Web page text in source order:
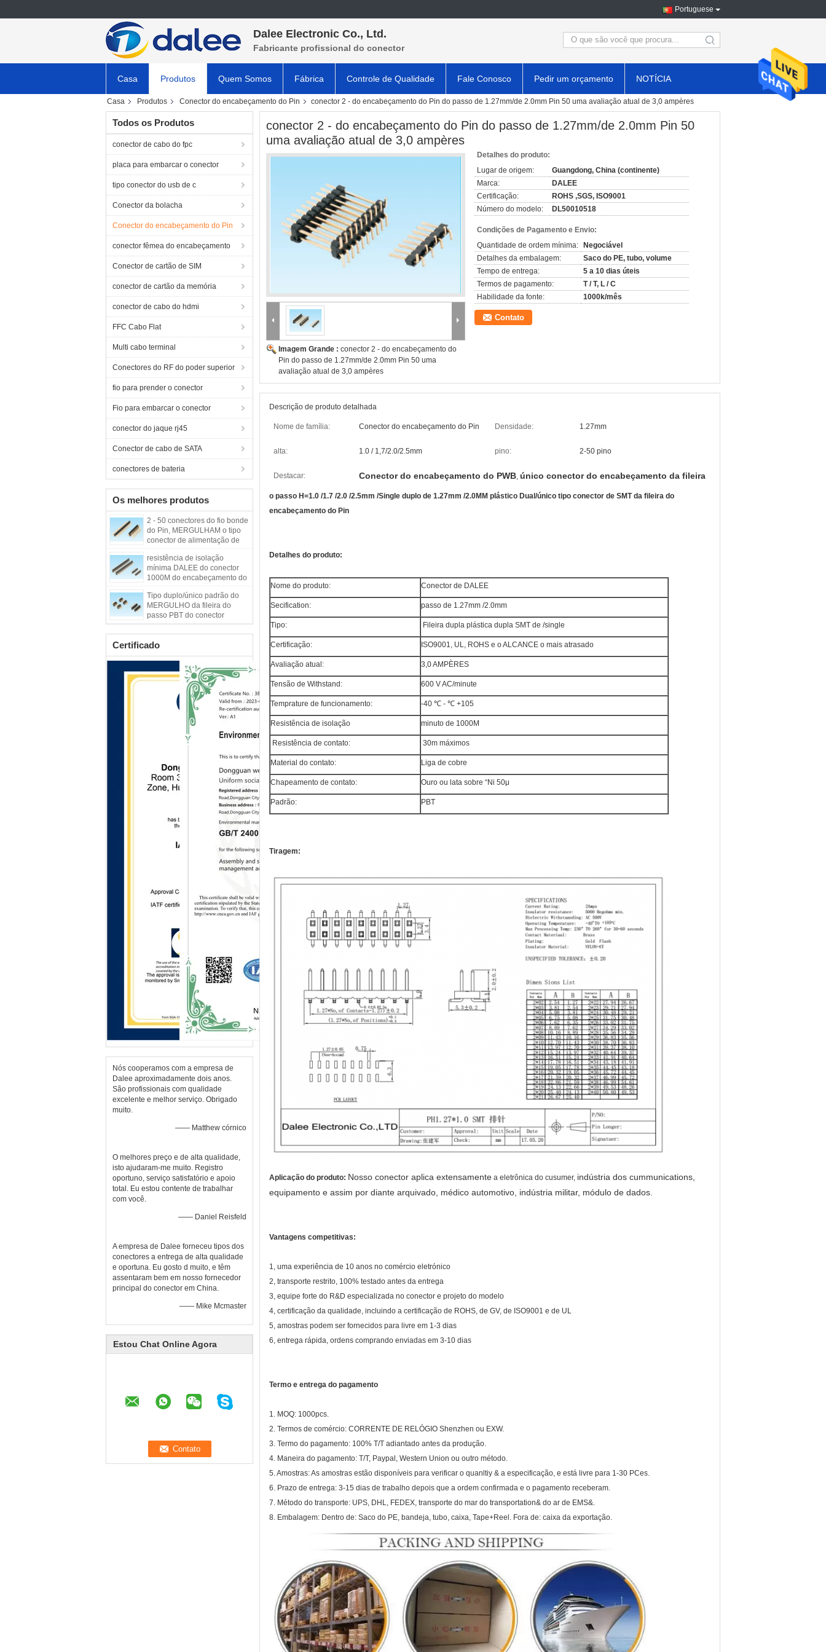
Portuguese
Dalee Electronic Co., Ltd.
Fabricante profissional do conector search
Casa Produtos Quem Somos Fábrica Controle de Qualidade Fale Conosco Pedir um orçamento NOTÍCIA
Casa Produtos Conector do encabeçamento do Pin conector 2 - do encabeçamento do Pin do passo de 1.27mm/de 2.0mm Pin 50 uma avaliação atual de 3,0 ampères
Todos os Produtos
conector de cabo do fpc
placa para embarcar o conector
tipo conector do usb de c
Conector da bolacha
Conector do encabeçamento do Pin
conector fêmea do encabeçamento
Conector de cartão de SIM
conector de cartão da memória
conector de cabo do hdmi
FFC Cabo Flat
Multi cabo terminal
Conectores do RF do poder superior
fio para prender o conector
Fio para embarcar o conector
conector do jaque rj45
Conector de cabo de SATA
conectores de bateria
Os melhores produtos
2 - 50 conectores do fio bonde
do Pin, MERGULHAM o tipo
conector de alimentação de
resistência de isolação
mínima DALEE do conector
1000M do encabeçamento do
Tipo duplo/único padrão do
MERGULHO da fileira do
passo PBT do conector
1.27mm do encabeçamento
do Pin
Certificado
Nós cooperamos com a empresa de
Dalee aproximadamente dois anos.
São profissionais com qualidade
excelente e melhor serviço. Obrigado
muito.
—— Matthew córnico
O melhores preço e de alta qualidade,
isto ajudaram-me muito. Registro
oportuno, serviço satisfatório e apoio
total. Eu estou contente de trabalhar
com você.
—— Daniel Reisfeld
A empresa de Dalee forneceu tipos dos
conectores a entrega de alta qualidade
e oportuna. Eu gosto d muito, e têm
assentaram bem em nosso fornecedor
principal do conector em China.
—— Mike Mcmaster
Estou Chat Online Agora
conector 2 - do encabeçamento do Pin do passo de 1.27mm/de 2.0mm Pin 50
uma avaliação atual de 3,0 ampères
Imagem Grande : conector 2 - do encabeçamento do
Pin do passo de 1.27mm/de 2.0mm Pin 50 uma
avaliação atual de 3,0 ampères
Detalhes do produto:
Lugar de origem:
Guangdong, China (continente)
Marca:
DALEE
Certificação:
ROHS ,SGS, ISO9001
Número do modelo:
DL50010518
Condições de Pagamento e Envio:
Quantidade de ordem mínima:
Negociável
Detalhes da embalagem:
Saco do PE, tubo, volume
Tempo de entrega:
5 a 10 dias úteis
Termos de pagamento:
T / T, L / C
Habilidade da fonte:
1000k/mês
Contato
Descrição de produto detalhada
Nome de família: Conector do encabeçamento do Pin Densidade: 1.27mm
alta: 1.0 / 1,7/2.0/2.5mm pino: 2-50 pino
Destacar: Conector do encabeçamento do PWB, único conector do encabeçamento da fileira
o passo H=1.0 /1.7 /2.0 /2.5mm /Single duplo de 1.27mm /2.0MM plástico Dual/único tipo conector de SMT da fileira do
encabeçamento do Pin
Detalhes do produto:
Nome do produto: Conector de DALEE
Secification: passo de 1.27mm /2.0mm
Tipo: Fileira dupla plástica dupla SMT de /single
Certificação: ISO9001, UL, ROHS e o ALCANCE o mais atrasado
Avaliação atual: 3,0 AMPÈRES
Tensão de Withstand: 600 V AC/minute
Temprature de funcionamento: -40 ℃ - ℃ +105
Resistência de isolação minuto de 1000M
Resistência de contato: 30m máximos
Material do contato: Liga de cobre
Chapeamento de contato: Ouro ou lata sobre “Ni 50μ
Padrão: PBT
Tiragem:
Aplicação do produto: Nosso conector aplica extensamente a eletrônica do cusumer, indústria dos cummunications,
equipamento e assim por diante arquivado, médico automotivo, indústria militar, módulo de dados.
Vantagens competitivas:
1, uma experiência de 10 anos no comércio eletrónico
2, transporte restrito, 100% testado antes da entrega
3, equipe forte do R&D especializada no conector e projeto do modelo
4, certificação da qualidade, incluindo a certificação de ROHS, de GV, de ISO9001 e de UL
5, amostras podem ser fornecidos para livre em 1-3 dias
6, entrega rápida, ordens comprando enviadas em 3-10 dias
Termo e entrega do pagamento
1. MOQ: 1000pcs.
2. Termos de comércio: CORRENTE DE RELÓGIO Shenzhen ou EXW.
3. Termo do pagamento: 100% T/T adiantado antes da produção.
4. Maneira do pagamento: T/T, Paypal, Western Union ou outro método.
5. Amostras: As amostras estão disponíveis para verificar o quanltiy & a especificação, e está livre para 1-30 PCes.
6. Prazo de entrega: 3-15 dias de trabalho depois que a ordem confirmada e o pagamento receberam.
7. Método do transporte: UPS, DHL, FEDEX, transporte do mar do transportation& do ar de EMS&.
8. Embalagem: Dentro de: Saco do PE, bandeja, tubo, caixa, Tape+Reel. Fora de: caixa da exportação.